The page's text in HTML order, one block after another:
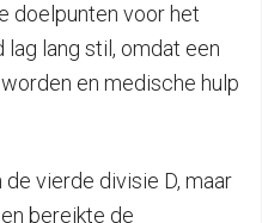
doelpunten voor het
lang stil, omdat een
en medische hulp
vierde divisie D, maar
bereikte de